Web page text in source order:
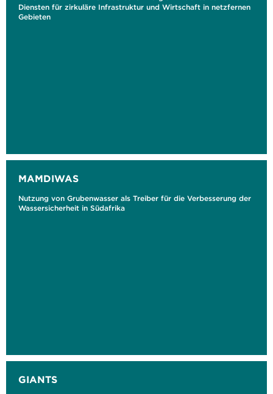
Diensten für zirkuläre Infrastruktur und Wirtschaft in netzfernen
Gebieten
MAMDIWAS
Nutzung von Grubenwasser als Treiber für die Verbesserung der
Wassersicherheit in Südafrika
GIANTS